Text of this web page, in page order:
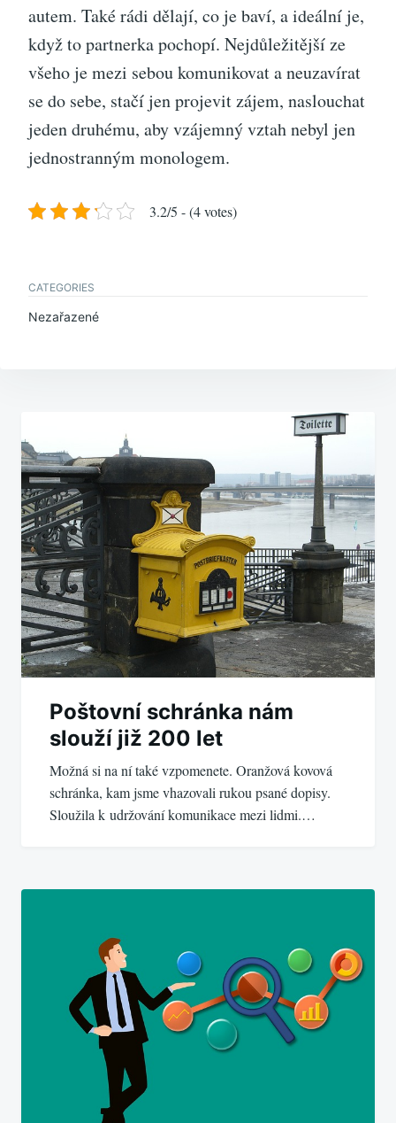
autem. Také rádi dělají, co je baví, a ideální je,
když to partnerka pochopí. Nejdůležitější ze
všeho je mezi sebou komunikovat a neuzavírat
se do sebe, stačí jen projevit zájem, naslouchat
jeden druhému, aby vzájemný vztah nebyl jen
jednostranným monologem.
3.2/5 - (4 votes)
CATEGORIES
Nezařazené
pro
příspěvek
Poštovní schránka nám
slouží již 200 let
Možná si na ní také vzpomenete. Oranžová kovová
schránka, kam jsme vhazovali rukou psané dopisy.
Sloužila k udržování komunikace mezi lidmi.…